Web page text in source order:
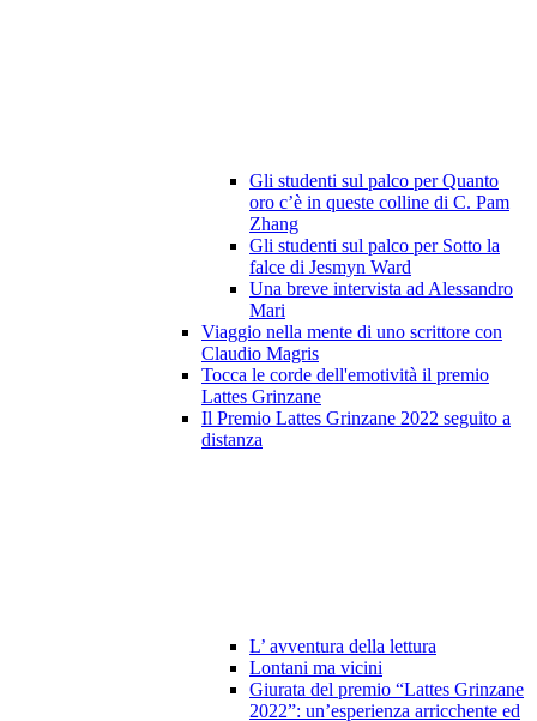
Gli studenti sul palco per Quanto
oro c’è in queste colline di C. Pam
Zhang
Gli studenti sul palco per Sotto la
falce di Jesmyn Ward
Una breve intervista ad Alessandro
Mari
Viaggio nella mente di uno scrittore con
Claudio Magris
Tocca le corde dell'emotività il premio
Lattes Grinzane
Il Premio Lattes Grinzane 2022 seguito a
distanza
L’ avventura della lettura
Lontani ma vicini
Giurata del premio “Lattes Grinzane
2022”: un’esperienza arricchente ed